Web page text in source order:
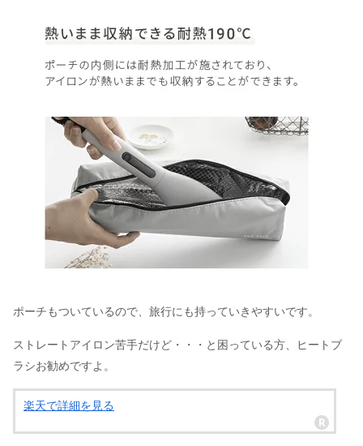
ポーチもついているので、旅行にも持っていきやすいです。
ストレートアイロン苦手だけど・・・と困っている方、ヒートブ
ラシお勧めですよ。
楽天で詳細を見る